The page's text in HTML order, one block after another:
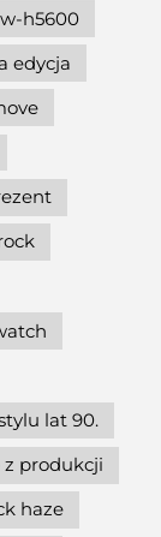
h5600
edycja
lat 90.
z produkcji
haze